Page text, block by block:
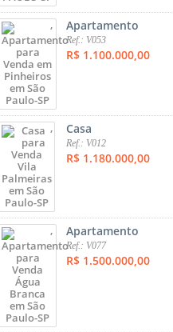
, Apartamento
Ref.: V053
R$ 1.100.000,00
, Casa
Ref.: V012
R$ 1.180.000,00
, Apartamento
Ref.: V077
R$ 1.500.000,00